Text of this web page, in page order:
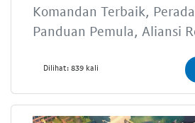
Komandan Terbaik,
Panduan Pemula, Aliansi
Dilihat: 839 kali